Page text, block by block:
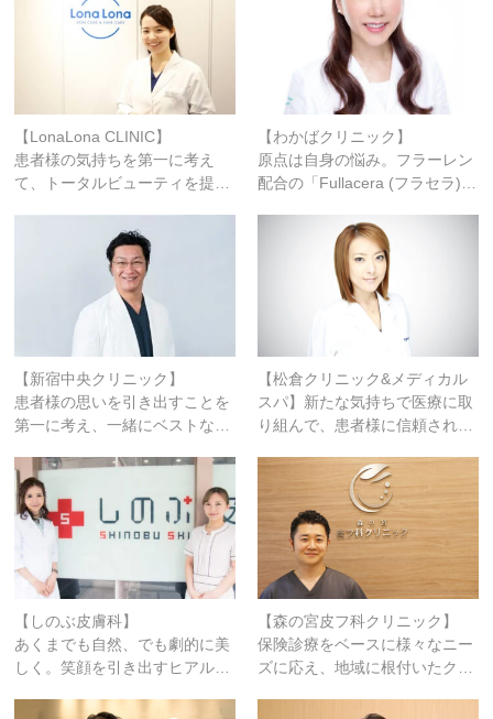
【LonaLona CLINIC】
患者様の気持ちを第一に考え
て、トータルビューティを提…
【わかばクリニック】
原点は自身の悩み。フラーレン
配合の「Fullacera (フラセラ)…
【新宿中央クリニック】
患者様の思いを引き出すことを
第一に考え、一緒にベストな…
【松倉クリニック&メディカル
スパ】新たな気持ちで医療に取
り組んで、患者様に信頼され…
【しのぶ皮膚科】
あくまでも自然、でも劇的に美
しく。笑顔を引き出すヒアル…
【森の宮皮フ科クリニック】
保険診療をベースに様々なニー
ズに応え、地域に根付いたク…